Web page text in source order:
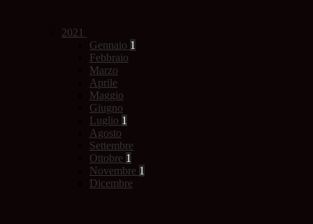
2021
Gennaio 1
Febbraio
Marzo
Aprile
Maggio
Giugno
Luglio 1
Agosto
Settembre
Ottobre 1
Novembre 1
Dicembre